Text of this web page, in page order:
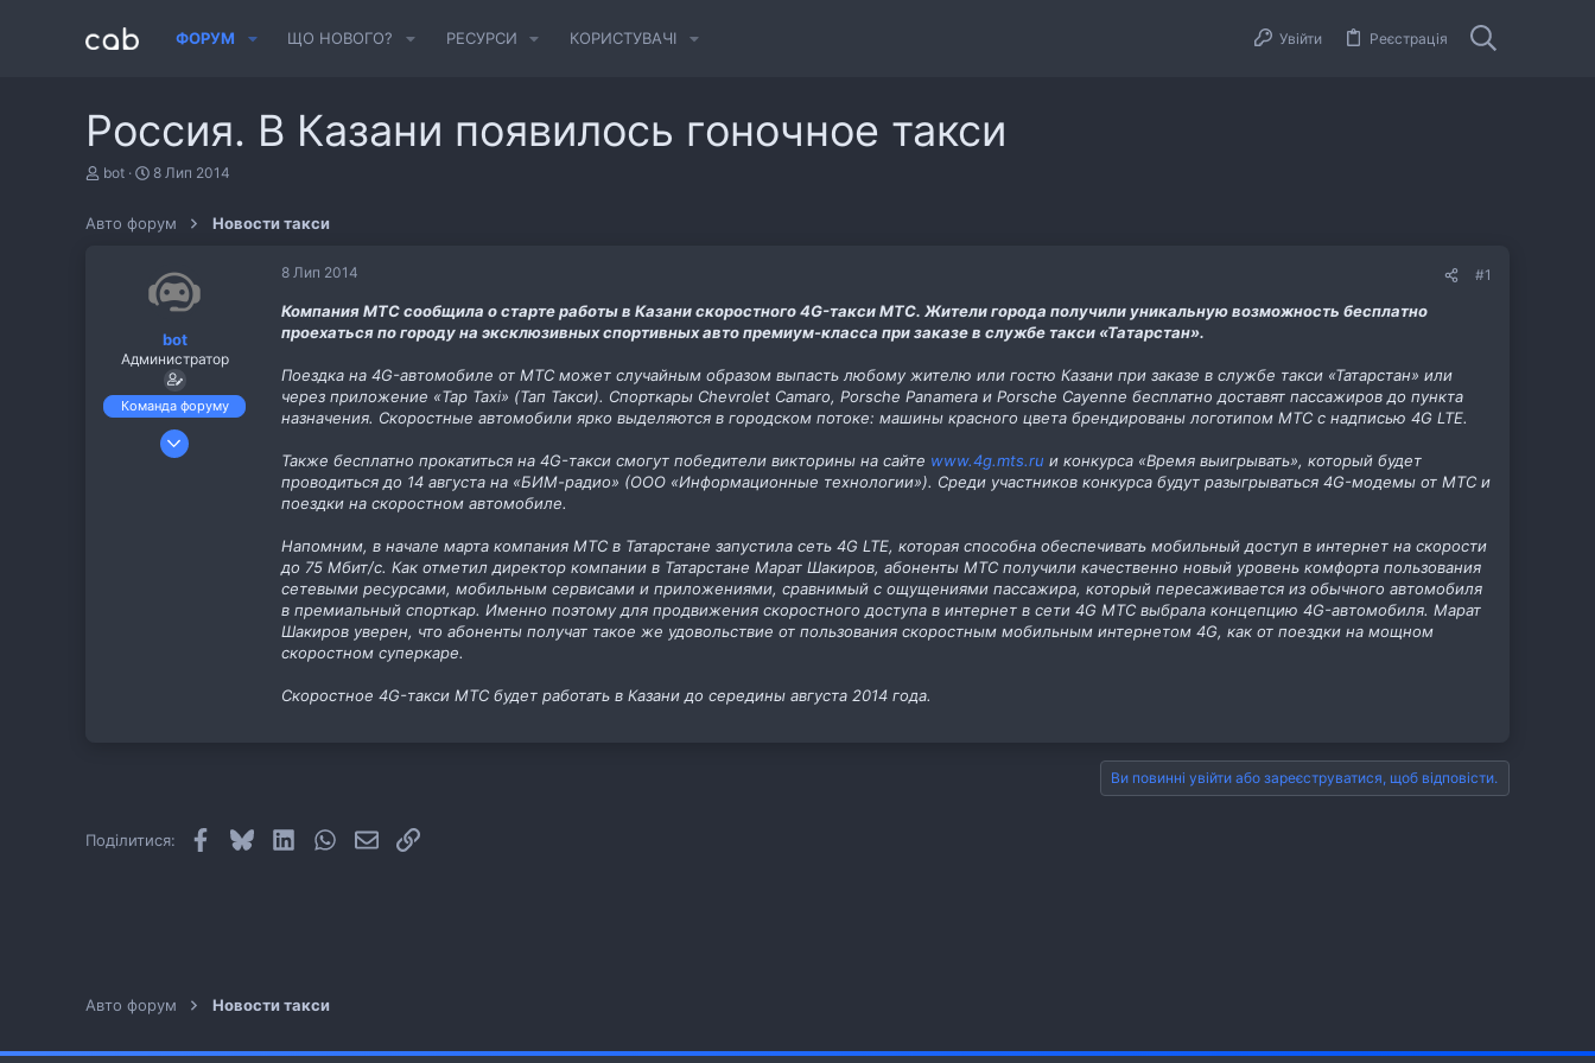
ФОРУМ ЩО НОВОГО? РЕСУРСИ КОРИСТУВАЧІ Увійти Реєстрація
Россия. В Казани появилось гоночное такси
А
о
bot
Д
а
в
о
н
я
8 Лип 2014
Авто форум Новости такси
bot
Администратор
Команда форуму
6 Лис 2013
8 Лип 2014 #1
Компания МТС сообщила о старте работы в Казани скоростного 4G-такси МТС. Жители города получили уникальную возможность бесплатно
проехаться по городу на эксклюзивных спортивных авто премиум-класса при заказе в службе такси «Татарстан».
Поездка на 4G-автомобиле от МТС может случайным образом выпасть любому жителю или гостю Казани при заказе в службе такси «Татарстан» или
через приложение «Tap Taxi» (Тап Такси). Спорткары Chevrolet Camaro, Porsche Panamera и Porsche Cayenne бесплатно доставят пассажиров до пункта
назначения. Скоростные автомобили ярко выделяются в городском потоке: машины красного цвета брендированы логотипом МТС с надписью 4G LTE.
Также бесплатно прокатиться на 4G-такси смогут победители викторины на сайте www.4g.mts.ru и конкурса «Время выигрывать», который будет
проводиться до 14 августа на «БИМ-радио» (ООО «Информационные технологии»). Среди участников конкурса будут разыгрываться 4G-модемы от МТС и
поездки на скоростном автомобиле.
Напомним, в начале марта компания МТС в Татарстане запустила сеть 4G LTE, которая способна обеспечивать мобильный доступ в интернет на скорости
до 75 Мбит/с. Как отметил директор компании в Татарстане Марат Шакиров, абоненты МТС получили качественно новый уровень комфорта пользования
сетевыми ресурсами, мобильным сервисами и приложениями, сравнимый с ощущениями пассажира, который пересаживается из обычного автомобиля
в премиальный спорткар. Именно поэтому для продвижения скоростного доступа в интернет в сети 4G МТС выбрала концепцию 4G-автомобиля. Марат
Шакиров уверен, что абоненты получат такое же удовольствие от пользования скоростным мобильным интернетом 4G, как от поездки на мощном
скоростном суперкаре.
Скоростное 4G-такси МТС будет работать в Казани до середины августа 2014 года.
Ви повинні увійти або зареєструватися, щоб відповісти.
Поділитися: Facebook
BlueskyLinkedInWhatsApp
E-mailПосилання
Авто форум Новости такси